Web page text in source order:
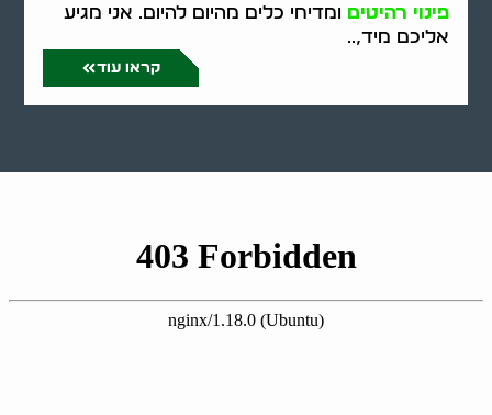
פינוי רהיטים ומדיחי כלים מהיום להיום. אני מגיע
אליכם מיד,..
קראו עוד